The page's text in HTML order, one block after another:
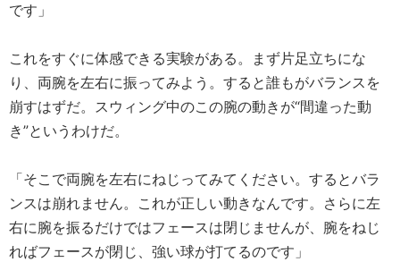
です」
これをすぐに体感できる実験がある。まず片足立ちにな
り、両腕を左右に振ってみよう。すると誰もがバランスを
崩すはずだ。スウィング中のこの腕の動きが“間違った動
き”というわけだ。
「そこで両腕を左右にねじってみてください。するとバラ
ンスは崩れません。これが正しい動きなんです。さらに左
右に腕を振るだけではフェースは閉じませんが、腕をねじ
ればフェースが閉じ、強い球が打てるのです」